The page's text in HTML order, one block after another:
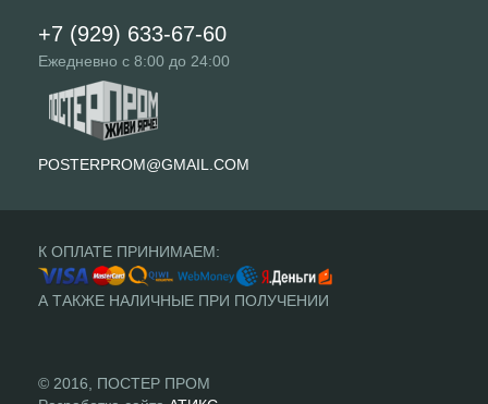
+7 (929) 633-67-60
Ежедневно с 8:00 до 24:00
POSTERPROM@GMAIL.COM
К ОПЛАТЕ ПРИНИМАЕМ:
А ТАКЖЕ НАЛИЧНЫЕ ПРИ ПОЛУЧЕНИИ
© 2016, ПОСТЕР ПРОМ